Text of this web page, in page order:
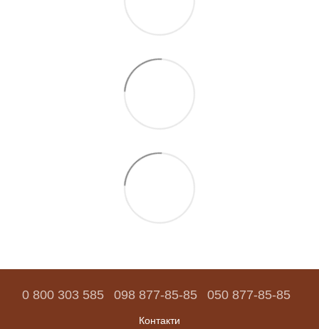
0 800 303 585 098 877-85-85 050 877-85-85
Контакти